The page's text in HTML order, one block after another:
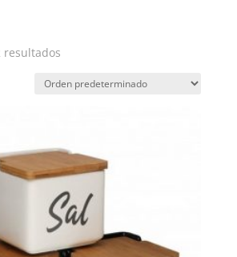
resultados